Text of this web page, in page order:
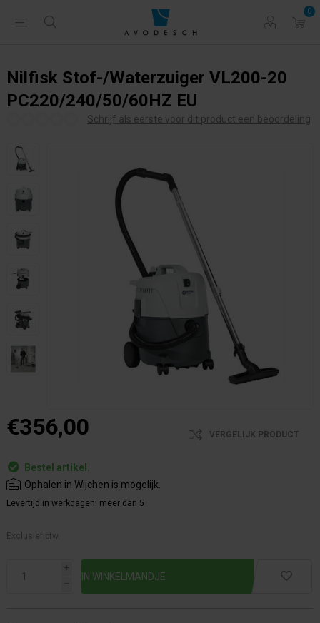
0
Nilfisk Stof-/Waterzuiger VL200-20
PC220/240/50/60HZ EU
Schrijf als eerste voor dit product een beoordeling
€356,00 VERGELIJK PRODUCT
Bestel artikel.
Ophalen in Wijchen is mogelijk.
Levertijd in werkdagen: meer dan 5
Exclusief btw.
i
h